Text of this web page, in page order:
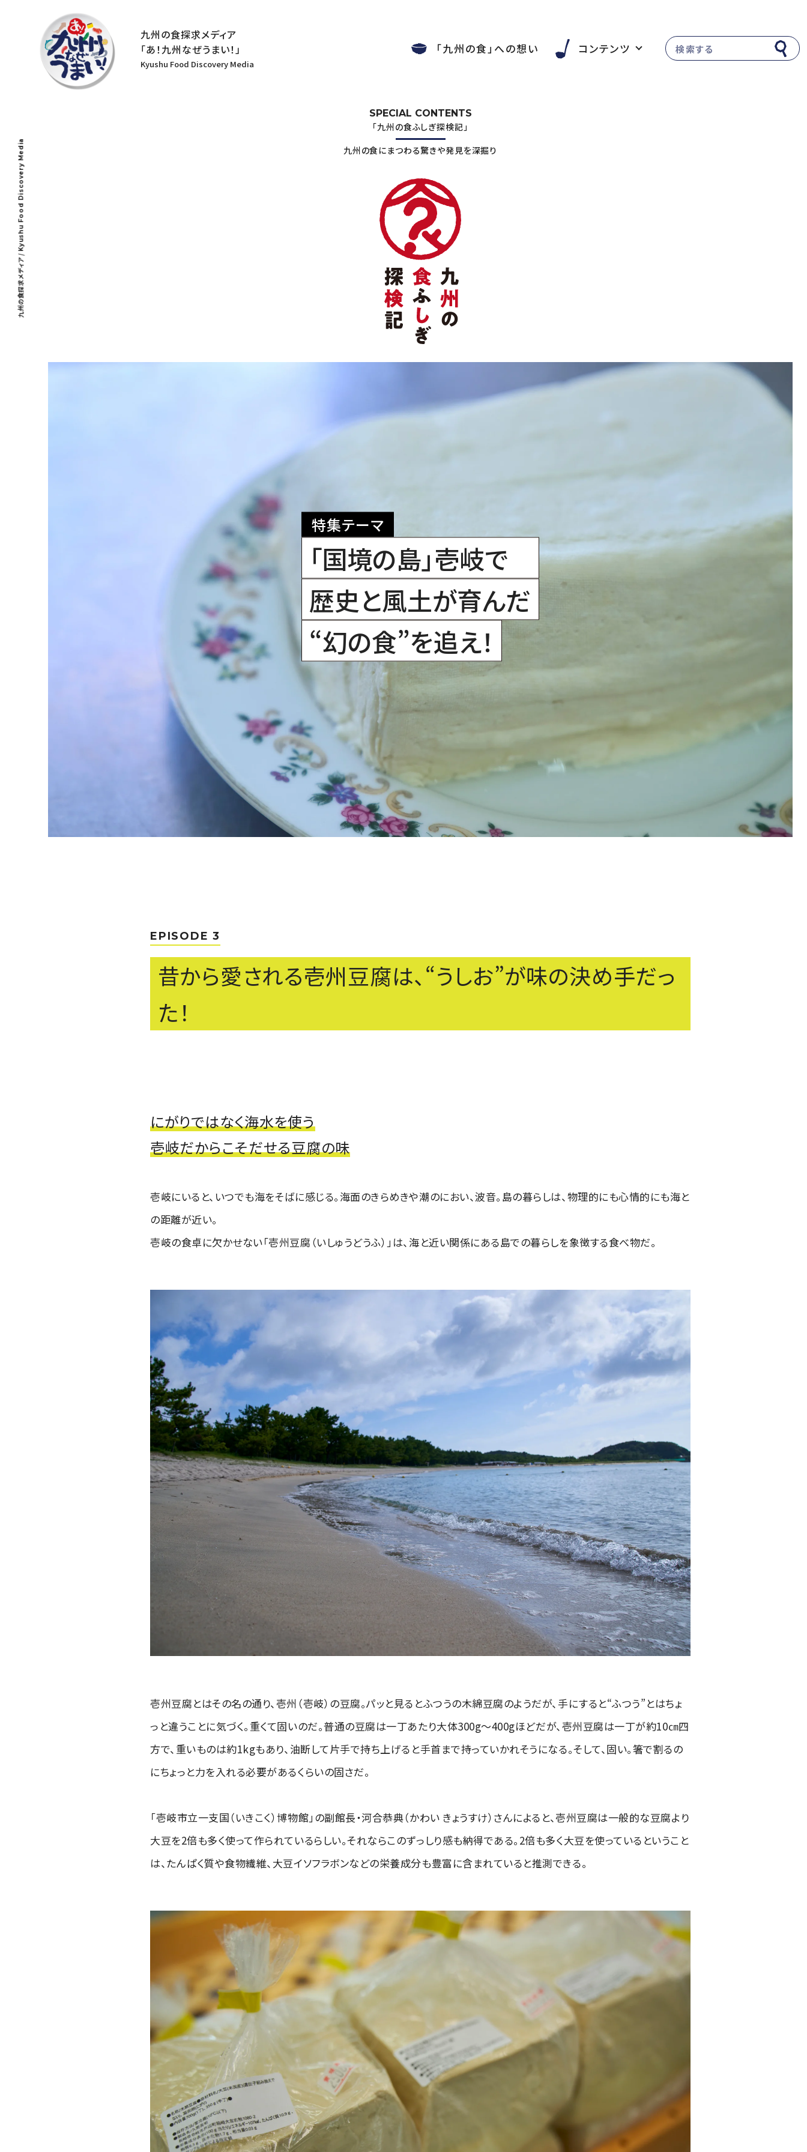
九州の食探求メディア
Kyushu Food Discovery Media
九州の食探求メディア
「あ！九州なぜうまい！」
Kyushu Food Discovery Media
「九州の食」への想い コンテンツ
SPECIAL CONTENTS
「九州の食ふしぎ探検記」
九州の食にまつわる驚きや発見を深掘り
特集テーマ
「国境の島」壱岐で
歴史と風土が育んだ
“幻の食”を追え！
EPISODE 3
昔から愛される壱州豆腐は、“うしお”が味の決め手だっ
た！
にがりではなく海水を使う
壱岐だからこそだせる豆腐の味
壱岐にいると、いつでも海をそばに感じる。海面のきらめきや潮のにおい、波音。島の暮らしは、物理的にも心情的にも海と
の距離が近い。
壱岐の食卓に欠かせない「壱州豆腐（いしゅうどうふ）」は、海と近い関係にある島での暮らしを象徴する食べ物だ。
壱州豆腐とはその名の通り、壱州（壱岐）の豆腐。パッと見るとふつうの木綿豆腐のようだが、手にすると“ふつう”とはちょ
っと違うことに気づく。重くて固いのだ。普通の豆腐は一丁あたり大体300g～400gほどだが、壱州豆腐は一丁が約10㎝四
方で、重いものは約1kgもあり、油断して片手で持ち上げると手首まで持っていかれそうになる。そして、固い。箸で割るの
にちょっと力を入れる必要があるくらいの固さだ。
「壱岐市立一支国（いきこく）博物館」の副館長・河合恭典（かわい きょうすけ）さんによると、壱州豆腐は一般的な豆腐より
大豆を2倍も多く使って作られているらしい。それならこのずっしり感も納得である。2倍も多く大豆を使っているということ
は、たんぱく質や食物繊維、大豆イソフラボンなどの栄養成分も豊富に含まれていると推測できる。